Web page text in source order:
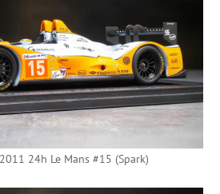
24h Le Mans #15 (Spark)